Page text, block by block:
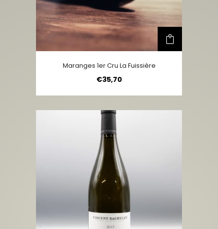
Maranges 1er Cru La Fuissière
€35,70